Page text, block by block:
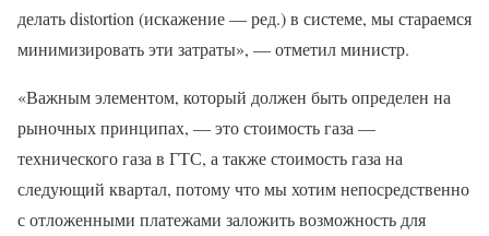
делать distortion (искажение — ред.) в системе, мы стараемся
минимизировать эти затраты», — отметил министр.
«Важным элементом, который должен быть определен на
рыночных принципах, — это стоимость газа —
технического газа в ГТС, а также стоимость газа на
следующий квартал, потому что мы хотим непосредственно
с отложенными платежами заложить возможность для